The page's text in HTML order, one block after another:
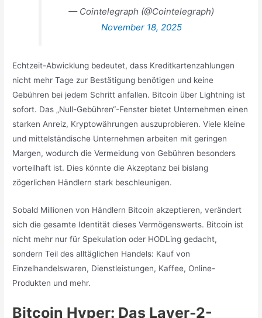
— Cointelegraph (@Cointelegraph)
November 18, 2025
Echtzeit-Abwicklung bedeutet, dass Kreditkartenzahlungen
nicht mehr Tage zur Bestätigung benötigen und keine
Gebühren bei jedem Schritt anfallen. Bitcoin über Lightning ist
sofort. Das „Null-Gebühren“-Fenster bietet Unternehmen einen
starken Anreiz, Kryptowährungen auszuprobieren. Viele kleine
und mittelständische Unternehmen arbeiten mit geringen
Margen, wodurch die Vermeidung von Gebühren besonders
vorteilhaft ist. Dies könnte die Akzeptanz bei bislang
zögerlichen Händlern stark beschleunigen.
Sobald Millionen von Händlern Bitcoin akzeptieren, verändert
sich die gesamte Identität dieses Vermögenswerts. Bitcoin ist
nicht mehr nur für Spekulation oder HODLing gedacht,
sondern Teil des alltäglichen Handels: Kauf von
Einzelhandelswaren, Dienstleistungen, Kaffee, Online-
Produkten und mehr.
Bitcoin Hyper: Das Layer-2-